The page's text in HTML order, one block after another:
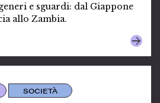
e sguardi: dal Giappone
allo Zambia.
SOCIETÀ